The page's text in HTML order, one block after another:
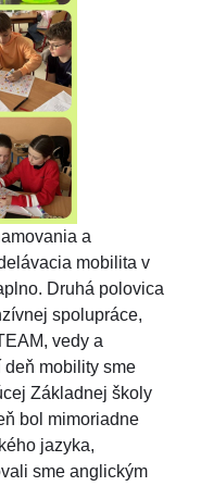
a
mobilita v
Druhá polovica
spolupráce,
vedy a
deň mobility sme
Základnej školy
bol mimoriadne
jazyka,
sme anglickým